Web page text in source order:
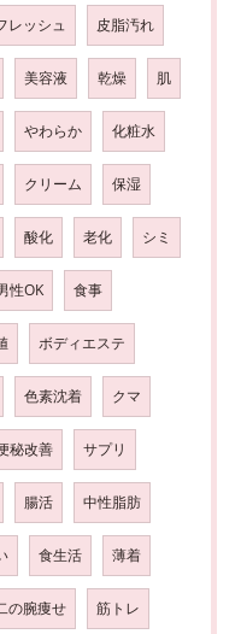
レッシュ 皮脂汚れ
美容液 乾燥 肌
やわらか 化粧水
クリーム 保湿
酸化 老化 シミ
性OK 食事
ボディエステ
色素沈着 クマ
秘改善 サプリ
腸活 中性脂肪
食生活 薄着
の腕痩せ 筋トレ